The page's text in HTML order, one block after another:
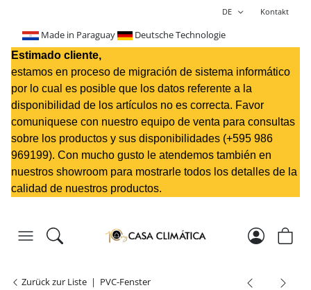
DE Kontakt
Made in Paraguay Deutsche Technologie
Estimado cliente,
estamos en proceso de migración de sistema informático
por lo cual es posible que los datos referente a la
disponibilidad de los artículos no es correcta. Favor
comuniquese con nuestro equipo de venta para consultas
sobre los productos y sus disponibilidades (+595 986
969199). Con mucho gusto le atendemos también en
nuestros showroom para mostrarle todos los detalles de la
calidad de nuestros productos.
Zurück zur Liste PVC-Fenster